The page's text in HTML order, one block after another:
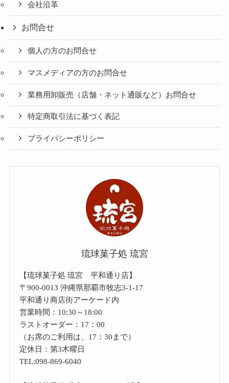
会社沿革
お問合せ
個人の方のお問合せ
マスメディアの方のお問合せ
業務用卸販売（店舗・ネット通販など）お問合せ
特定商取引法に基づく表記
プライバシーポリシー
琉球菓子処 琉宮
【琉球菓子処 琉宮 平和通り店】
〒900-0013 沖縄県那覇市牧志3-1-17
平和通り商店街アーケード内
営業時間：10:30～18:00
ラストオーダー：17：00
（お席のご利用は、17：30まで）
定休日：第3木曜日
TEL:098-869-6040